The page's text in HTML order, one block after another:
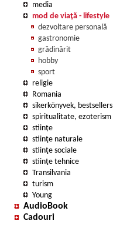
media
mod de viaţă - lifestyle
dezvoltare personală
gastronomie
grădinărit
hobby
sport
religie
Romania
sikerkönyvek, bestsellers
spiritualitate, ezoterism
stiințe
stiinţe naturale
stiinţe sociale
stiinţe tehnice
Transilvania
turism
Young
AudioBook
Cadouri